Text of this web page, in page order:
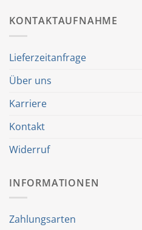
KONTAKTAUFNAHME
Lieferzeitanfrage
Über uns
Karriere
Kontakt
Widerruf
INFORMATIONEN
Zahlungsarten